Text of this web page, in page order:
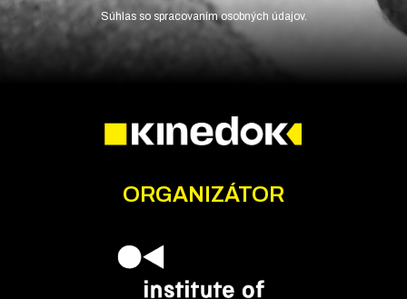
Súhlas so spracovaním osobných údajov.
ORGANIZÁTOR